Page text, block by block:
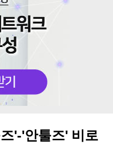
'-'안툴즈' 비로